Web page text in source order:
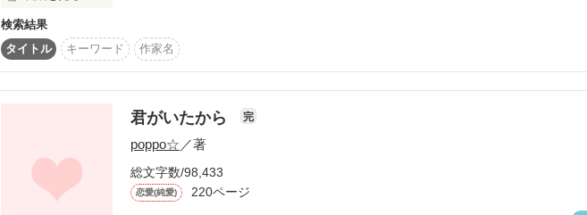
ステータス
中編 短編
コンテスト
高校三年生の柊菜緒（ひいらぎ なお）と日浦拓斗（ひうら たくと）は幼なじみ。
菜緒は拓斗に長らく片想いをしているが、居心地の良い今の関係が壊すのが怖くて、なかなか気持ちを
伝えられない。
伝えようとするけど──。
※こちらはリレー小説です。お相手は仲良しの……紀本明（@akira_kimotooo)さんです💗クリスマス記
念に二人でリレーしながら短編を書き下ろしました🎄🎅
検索結果
タイトル
キーワード 作家名
君がいたから 完
poppo☆ ／著
総文字数/98,433
恋愛(純愛) 220ページ